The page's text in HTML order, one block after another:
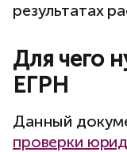
результатах
Для чего
ЕГРН
Данный
проверки